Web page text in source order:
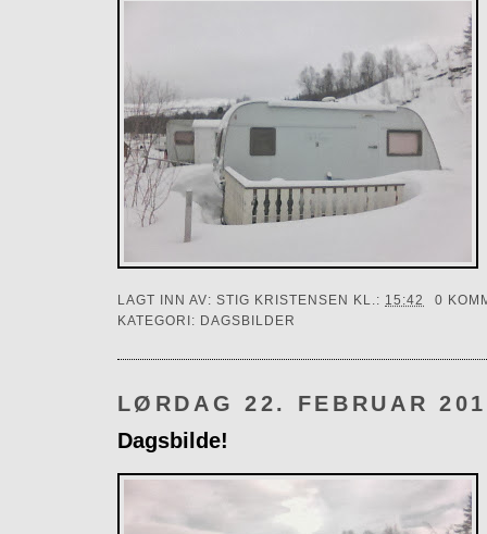
LAGT INN AV: STIG KRISTENSEN KL.: 15:42
0
KATEGORI: DAGSBILDER
LØRDAG 22. FEBRUAR
Dagsbilde!